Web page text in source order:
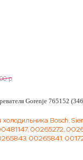
p
Gorenje 765152